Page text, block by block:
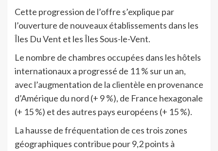
Cette progression de l’offre s’explique par
l’ouverture de nouveaux établissements dans les
Îles Du Vent et les Îles Sous-le-Vent.
Le nombre de chambres occupées dans les hôtels
internationaux a progressé de 11 % sur un an,
avec l’augmentation de la clientèle en provenance
d’Amérique du nord (+ 9 %), de France hexagonale
(+ 15 %) et des autres pays européens (+ 15 %).
La hausse de fréquentation de ces trois zones
géographiques contribue pour 9,2 points à